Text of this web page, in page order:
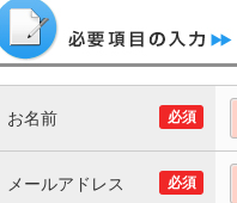
必須
お名前
必須
メールアドレス